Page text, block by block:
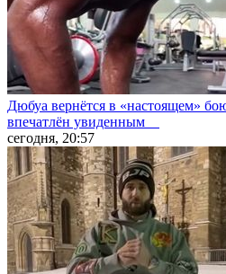
Дюбуа вернётся в «настоящем»
впечатлён увиденным
сегодня, 20:57